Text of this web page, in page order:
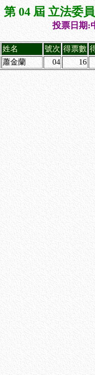
第 04 屆 立法委
投票日期:
姓名 號次 得票數
蕭金蘭 04 16